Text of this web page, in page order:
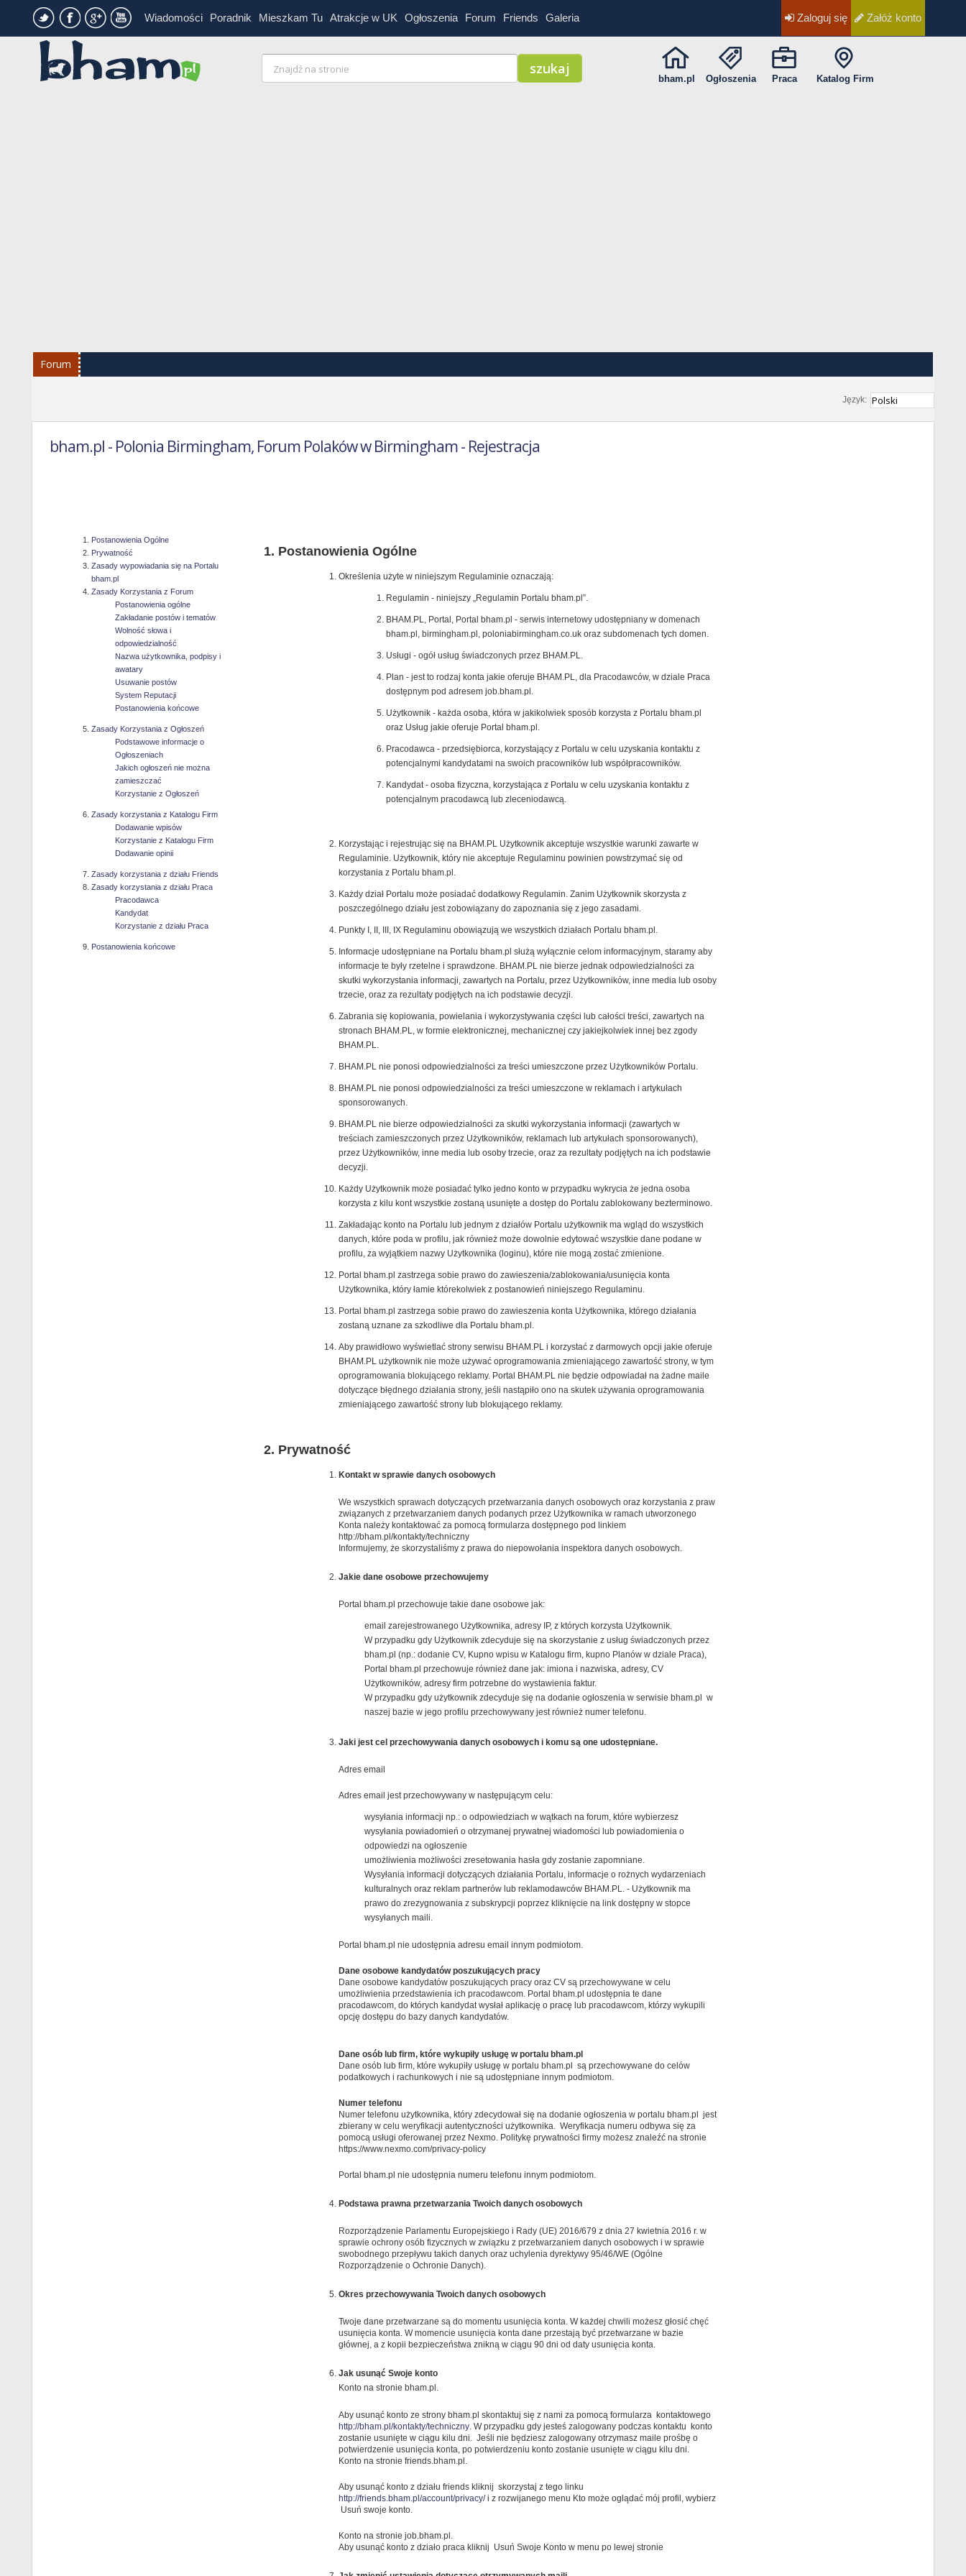
Wiadomości Poradnik Mieszkam Tu Atrakcje w UK Ogłoszenia Forum Friends Galeria Zaloguj się Załóż konto
bham.pl Ogłoszenia Praca Katalog Firm
Forum
Język:
bham.pl - Polonia Birmingham, Forum Polaków w Birmingham - Rejestracja
Postanowienia Ogólne
Prywatność
Zasady wypowiadania się na Portalu
bham.pl
Zasady Korzystania z Forum
Postanowienia ogólne
Zakładanie postów i tematów
Wolność słowa i
odpowiedzialność
Nazwa użytkownika, podpisy i
awatary
Usuwanie postów
System Reputacji
Postanowienia końcowe
Zasady Korzystania z Ogłoszeń
Podstawowe informacje o
Ogłoszeniach
Jakich ogłoszeń nie można
zamieszczać
Korzystanie z Ogłoszeń
Zasady korzystania z Katalogu Firm
Dodawanie wpisów
Korzystanie z Katalogu Firm
Dodawanie opinii
Zasady korzystania z działu Friends
Zasady korzystania z działu Praca
Pracodawca
Kandydat
Korzystanie z działu Praca
Postanowienia końcowe
Postanowienia Ogólne
Określenia użyte w niniejszym Regulaminie oznaczają:
Regulamin - niniejszy „Regulamin Portalu bham.pl”.
BHAM.PL, Portal, Portal bham.pl - serwis internetowy udostępniany w domenach
bham.pl, birmingham.pl, poloniabirmingham.co.uk oraz subdomenach tych domen.
Usługi - ogół usług świadczonych przez BHAM.PL.
Plan - jest to rodzaj konta jakie oferuje BHAM.PL, dla Pracodawców, w dziale Praca
dostępnym pod adresem job.bham.pl.
Użytkownik - każda osoba, która w jakikolwiek sposób korzysta z Portalu bham.pl
oraz Usług jakie oferuje Portal bham.pl.
Pracodawca - przedsiębiorca, korzystający z Portalu w celu uzyskania kontaktu z
potencjalnymi kandydatami na swoich pracowników lub współpracowników.
Kandydat - osoba fizyczna, korzystająca z Portalu w celu uzyskania kontaktu z
potencjalnym pracodawcą lub zleceniodawcą.
Korzystając i rejestrując się na BHAM.PL Użytkownik akceptuje wszystkie warunki zawarte w
Regulaminie. Użytkownik, który nie akceptuje Regulaminu powinien powstrzymać się od
korzystania z Portalu bham.pl.
Każdy dział Portalu może posiadać dodatkowy Regulamin. Zanim Użytkownik skorzysta z
poszczególnego działu jest zobowiązany do zapoznania się z jego zasadami.
Punkty I, II, III, IX Regulaminu obowiązują we wszystkich działach Portalu bham.pl.
Informacje udostępniane na Portalu bham.pl służą wyłącznie celom informacyjnym, staramy aby
informacje te były rzetelne i sprawdzone. BHAM.PL nie bierze jednak odpowiedzialności za
skutki wykorzystania informacji, zawartych na Portalu, przez Użytkowników, inne media lub osoby
trzecie, oraz za rezultaty podjętych na ich podstawie decyzji.
Zabrania się kopiowania, powielania i wykorzystywania części lub całości treści, zawartych na
stronach BHAM.PL, w formie elektronicznej, mechanicznej czy jakiejkolwiek innej bez zgody
BHAM.PL.
BHAM.PL nie ponosi odpowiedzialności za treści umieszczone przez Użytkowników Portalu.
BHAM.PL nie ponosi odpowiedzialności za treści umieszczone w reklamach i artykułach
sponsorowanych.
BHAM.PL nie bierze odpowiedzialności za skutki wykorzystania informacji (zawartych w
treściach zamieszczonych przez Użytkowników, reklamach lub artykułach sponsorowanych),
przez Użytkowników, inne media lub osoby trzecie, oraz za rezultaty podjętych na ich podstawie
decyzji.
Każdy Użytkownik może posiadać tylko jedno konto w przypadku wykrycia że jedna osoba
korzysta z kilu kont wszystkie zostaną usunięte a dostęp do Portalu zablokowany bezterminowo.
Zakładając konto na Portalu lub jednym z działów Portalu użytkownik ma wgląd do wszystkich
danych, które poda w profilu, jak również może dowolnie edytować wszystkie dane podane w
profilu, za wyjątkiem nazwy Użytkownika (loginu), które nie mogą zostać zmienione.
Portal bham.pl zastrzega sobie prawo do zawieszenia/zablokowania/usunięcia konta
Użytkownika, który łamie którekolwiek z postanowień niniejszego Regulaminu.
Portal bham.pl zastrzega sobie prawo do zawieszenia konta Użytkownika, którego działania
zostaną uznane za szkodliwe dla Portalu bham.pl.
Aby prawidłowo wyświetlać strony serwisu BHAM.PL i korzystać z darmowych opcji jakie oferuje
BHAM.PL użytkownik nie może używać oprogramowania zmieniającego zawartość strony, w tym
oprogramowania blokującego reklamy. Portal BHAM.PL nie będzie odpowiadał na żadne maile
dotyczące błędnego działania strony, jeśli nastąpiło ono na skutek używania oprogramowania
zmieniającego zawartość strony lub blokującego reklamy.
Prywatność
Kontakt w sprawie danych osobowych
We wszystkich sprawach dotyczących przetwarzania danych osobowych oraz korzystania z praw
związanych z przetwarzaniem danych podanych przez Użytkownika w ramach utworzonego
Konta należy kontaktować za pomocą formularza dostępnego pod linkiem
http://bham.pl/kontakty/techniczny
Informujemy, że skorzystaliśmy z prawa do niepowołania inspektora danych osobowych.
Jakie dane osobowe przechowujemy
Portal bham.pl przechowuje takie dane osobowe jak:
email zarejestrowanego Użytkownika, adresy IP, z których korzysta Użytkownik.
W przypadku gdy Użytkownik zdecyduje się na skorzystanie z usług świadczonych przez
bham.pl (np.: dodanie CV, Kupno wpisu w Katalogu firm, kupno Planów w dziale Praca),
Portal bham.pl przechowuje również dane jak: imiona i nazwiska, adresy, CV
Użytkowników, adresy firm potrzebne do wystawienia faktur.
W przypadku gdy użytkownik zdecyduje się na dodanie ogłoszenia w serwisie bham.pl w
naszej bazie w jego profilu przechowywany jest również numer telefonu.
Jaki jest cel przechowywania danych osobowych i komu są one udostępniane.
Adres email
Adres email jest przechowywany w następującym celu:
wysyłania informacji np.: o odpowiedziach w wątkach na forum, które wybierzesz
wysyłania powiadomień o otrzymanej prywatnej wiadomości lub powiadomienia o
odpowiedzi na ogłoszenie
umożliwienia możliwości zresetowania hasła gdy zostanie zapomniane.
Wysyłania informacji dotyczących działania Portalu, informacje o rożnych wydarzeniach
kulturalnych oraz reklam partnerów lub reklamodawców BHAM.PL. - Użytkownik ma
prawo do zrezygnowania z subskrypcji poprzez kliknięcie na link dostępny w stopce
wysyłanych maili.
Portal bham.pl nie udostępnia adresu email innym podmiotom.
Dane osobowe kandydatów poszukujących pracy
Dane osobowe kandydatów poszukujących pracy oraz CV są przechowywane w celu
umożliwienia przedstawienia ich pracodawcom. Portal bham.pl udostępnia te dane
pracodawcom, do których kandydat wysłał aplikację o pracę lub pracodawcom, którzy wykupili
opcję dostępu do bazy danych kandydatów.
Dane osób lub firm, które wykupiły usługę w portalu bham.pl
Dane osób lub firm, które wykupiły usługę w portalu bham.pl są przechowywane do celów
podatkowych i rachunkowych i nie są udostępniane innym podmiotom.
Numer telefonu
Numer telefonu użytkownika, który zdecydował się na dodanie ogłoszenia w portalu bham.pl jest
zbierany w celu weryfikacji autentyczności użytkownika. Weryfikacja numeru odbywa się za
pomocą usługi oferowanej przez Nexmo. Politykę prywatności firmy możesz znaleźć na stronie
https://www.nexmo.com/privacy-policy
Portal bham.pl nie udostępnia numeru telefonu innym podmiotom.
Podstawa prawna przetwarzania Twoich danych osobowych
Rozporządzenie Parlamentu Europejskiego i Rady (UE) 2016/679 z dnia 27 kwietnia 2016 r. w
sprawie ochrony osób fizycznych w związku z przetwarzaniem danych osobowych i w sprawie
swobodnego przepływu takich danych oraz uchylenia dyrektywy 95/46/WE (Ogólne
Rozporządzenie o Ochronie Danych).
Okres przechowywania Twoich danych osobowych
Twoje dane przetwarzane są do momentu usunięcia konta. W każdej chwili możesz głosić chęć
usunięcia konta. W momencie usunięcia konta dane przestają być przetwarzane w bazie
głównej, a z kopii bezpieczeństwa znikną w ciągu 90 dni od daty usunięcia konta.
Jak usunąć Swoje konto
Konto na stronie bham.pl.
Aby usunąć konto ze strony bham.pl skontaktuj się z nami za pomocą formularza kontaktowego
http://bham.pl/kontakty/techniczny. W przypadku gdy jesteś zalogowany podczas kontaktu konto
zostanie usunięte w ciągu kilu dni. Jeśli nie będziesz zalogowany otrzymasz maile prośbę o
potwierdzenie usunięcia konta, po potwierdzeniu konto zostanie usunięte w ciągu kilu dni.
Konto na stronie friends.bham.pl.
Aby usunąć konto z działu friends kliknij skorzystaj z tego linku
http://friends.bham.pl/account/privacy/i z rozwijanego menu Kto może oglądać mój profil, wybierz
Usuń swoje konto.
Konto na stronie job.bham.pl.
Aby usunąć konto z działo praca kliknij Usuń Swoje Konto w menu po lewej stronie